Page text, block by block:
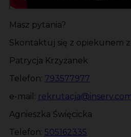
Masz pytania?
Skontaktuj się z opiekunem
Patrycja Krzyżanek
Telefon: 793577977
e-mail:
Agnieszka Święcicka
Telefon: 505162335